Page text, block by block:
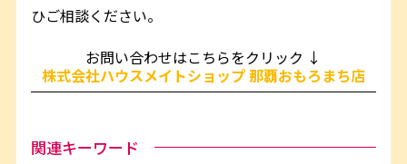
ひご相談ください。
お問い合わせはこちらをクリック ↓
株式会社ハウスメイトショップ 那覇おもろまち店
関連キーワード